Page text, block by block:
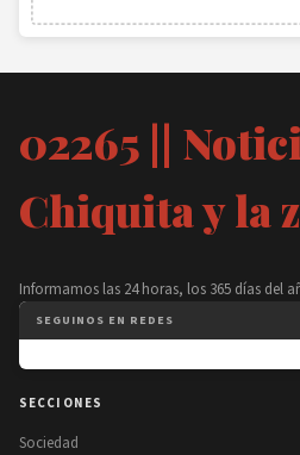
02265 ||
Chiquita y la
Informamos las 24 horas, los 365 días del
SEGUINOS EN REDES
SECCIONES
Sociedad